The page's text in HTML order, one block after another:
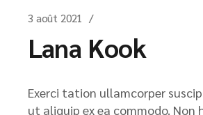
3 août 2021
Lana Kook
Exerci tation ullamcorper
ut aliquip ex ea commodo. Non